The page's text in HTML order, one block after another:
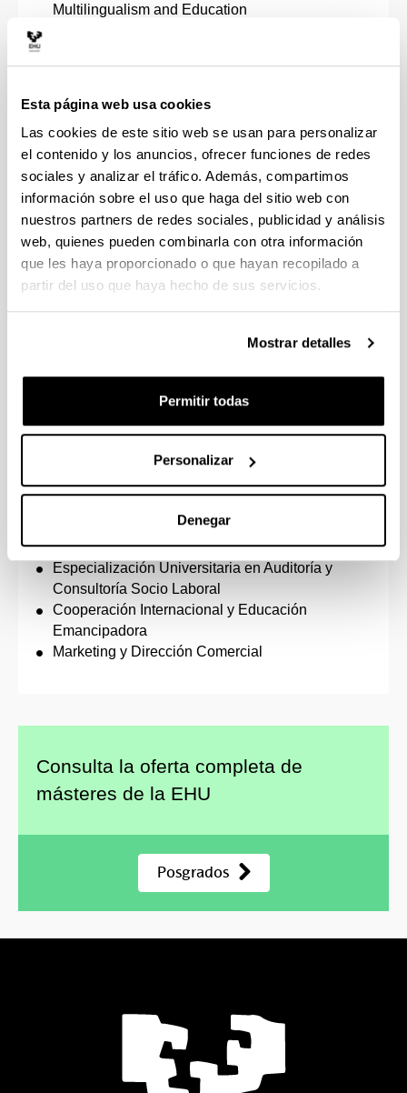
Esta página web usa cookies
Las cookies de este sitio web se usan para personalizar
el contenido y los anuncios, ofrecer funciones de redes
sociales y analizar el tráfico. Además, compartimos
información sobre el uso que haga del sitio web con
nuestros partners de redes sociales, publicidad y análisis
web, quienes pueden combinarla con otra información
que les haya proporcionado o que hayan recopilado a
partir del uso que haya hecho de sus servicios.
Mostrar detalles
Permitir todas
Personalizar
Denegar
Multilingualism and Education
Internacional en Sociología Jurídica /
International Master in Sociology of Law
Economía Social y Solidaria
Desarrollo y Cooperación Internacional
Globalización y Desarrollo
Arte Contemporáneo Tecnológico y Performativo
Dirección de Proyectos
Estudios Feministas y de Género
Másteres propios
MBA)
Promoción de Salud y Salud Comunitaria
Infancia en Situación de Desprotección,
Acogimiento Residencial, Familiar y Adopción
Medio Ambiente, Sostenibilidad y ODS
Especialización Universitaria en Auditoría y
Consultoría Socio Laboral
Cooperación Internacional y Educación
Emancipadora
Marketing y Dirección Comercial
Consulta la oferta completa de
másteres de la EHU
Posgrados